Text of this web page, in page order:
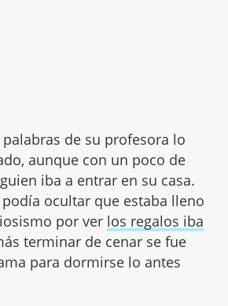
palabras de su profesora lo
aunque con un poco de
iba a entrar en su casa.
ocultar que estaba lleno
por ver los regalos iba
terminar de cenar se fue
para dormirse lo antes